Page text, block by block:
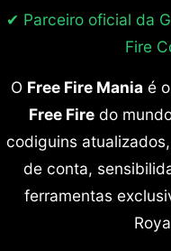
✔ Parceiro oficial da
Fire
O Free Fire Mania é
Free Firedo
codiguins
de conta,
ferramentas